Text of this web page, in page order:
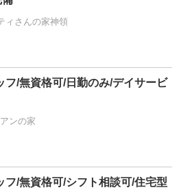
ィさんの家神領
フ/無資格可/日勤のみ/デイサービ
ンの家
フ/無資格可/シフト相談可/住宅型